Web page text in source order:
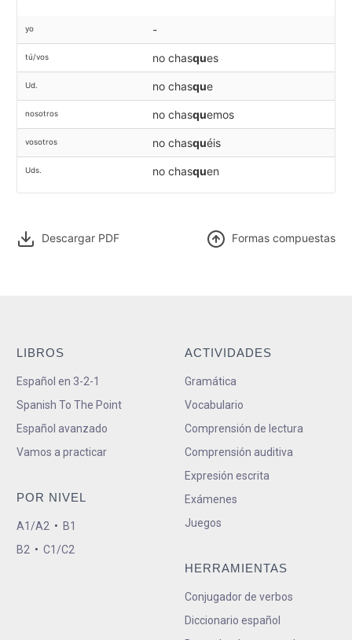
yo -
tú/vos no chasques
Ud. no chasque
nosotros no chasquemos
vosotros no chasquéis
Uds. no chasquen
Descargar PDF Formas compuestas
LIBROS
Español en 3-2-1
Spanish To The Point
Español avanzado
Vamos a practicar
POR NIVEL
A1/A2 • B1
B2 • C1/C2
ACTIVIDADES
Gramática
Vocabulario
Comprensión de lectura
Comprensión auditiva
Expresión escrita
Exámenes
Juegos
HERRAMIENTAS
Conjugador de verbos
Diccionario español